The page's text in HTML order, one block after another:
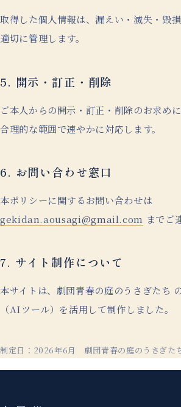
取得した個人情報は、漏えい・ 滅失・ 毀
適切に管理します。
5. 開示・訂正・削除
ご本人からの開示・ 訂正・ 削除のお求めに
合理的な範囲で速やかに対応します。
6. お問い合わせ窓口
本ポリシーに関するお問い合わせは
gekidan.aousagi@gmail.com までご
7. サイト制作について
本サイトは、 劇団青春の庭のうさぎたち
（AIツール） を活用して制作しました。
制定日：2026年6月 劇団青春の庭のうさぎた